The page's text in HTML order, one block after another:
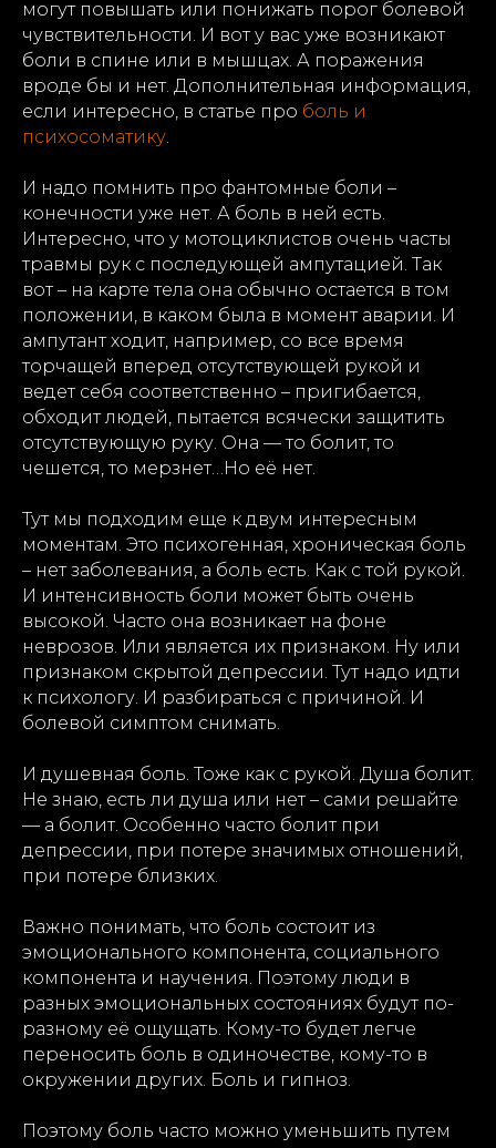
могут повышать или понижать порог болевой
чувствительности. И вот у вас уже возникают
боли в спине или в мышцах. А поражения
вроде бы и нет. Дополнительная информация,
если интересно, в статье про боль и
психосоматику.
И надо помнить про фантомные боли –
конечности уже нет. А боль в ней есть.
Интересно, что у мотоциклистов очень часты
травмы рук с последующей ампутацией. Так
вот – на карте тела она обычно остается в том
положении, в каком была в момент аварии. И
ампутант ходит, например, со все время
торчащей вперед отсутствующей рукой и
ведет себя соответственно – пригибается,
обходит людей, пытается всячески защитить
отсутствующую руку. Она — то болит, то
чешется, то мерзнет…Но её нет.
Тут мы подходим еще к двум интересным
моментам. Это психогенная, хроническая боль
– нет заболевания, а боль есть. Как с той рукой.
И интенсивность боли может быть очень
высокой. Часто она возникает на фоне
неврозов. Или является их признаком. Ну или
признаком скрытой депрессии. Тут надо идти
к психологу. И разбираться с причиной. И
болевой симптом снимать.
И душевная боль. Тоже как с рукой. Душа болит.
Не знаю, есть ли душа или нет – сами решайте
— а болит. Особенно часто болит при
депрессии, при потере значимых отношений,
при потере близких.
Важно понимать, что боль состоит из
эмоционального компонента, социального
компонента и научения. Поэтому люди в
разных эмоциональных состояниях будут по-
разному её ощущать. Кому-то будет легче
переносить боль в одиночестве, кому-то в
окружении других. Боль и гипноз.
Поэтому боль часто можно уменьшить путем